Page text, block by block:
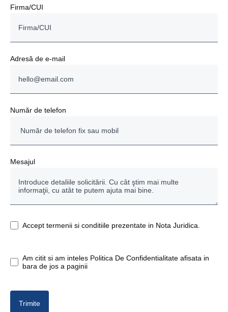
Firma/CUI
Adresă de e-mail
Număr de telefon
Mesajul
Accept termenii si conditiile prezentate in Nota Juridica.
Am citit si am inteles Politica De Confidentialitate afisata in
bara de jos a paginii
Trimite